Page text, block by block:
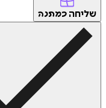
שליחה כמתנה